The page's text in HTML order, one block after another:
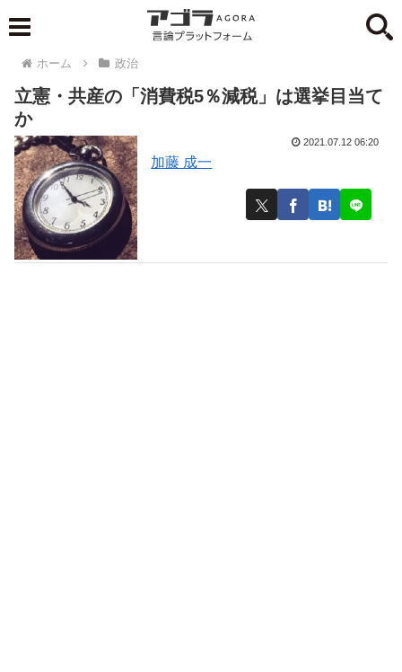
ホーム 政治
立憲・共産の「消費税5％減税」は選挙目当て
か
加藤 成一
2021.07.12 06:20